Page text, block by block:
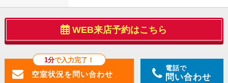
WEB来店予約はこちら
1分で入力完了！
電話で
問い合わせ